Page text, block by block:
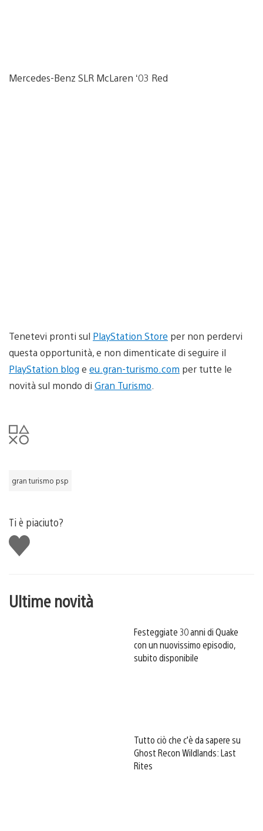
Mercedes-Benz SLR McLaren ‘03 Red
Tenetevi pronti sul PlayStation Store per non perdervi
questa opportunità, e non dimenticate di seguire il
PlayStation blog e eu.gran-turismo.com per tutte le
novità sul mondo di Gran Turismo
gran turismo psp
Ti è piaciuto?
Mi
piace
Ultime novità
Festeggiate 30 anni di Quake
con un nuovissimo episodio,
subito disponibile
Tutto ciò che c’è da sapere su
Ghost Recon Wildlands: Last
Rites